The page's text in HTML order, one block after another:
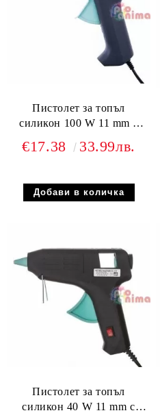
Пистолет за топъл
силикон 100 W 11 mm с
€17.38 33.99лв.
Пистолет за топъл
силикон 40 W 11 mm с